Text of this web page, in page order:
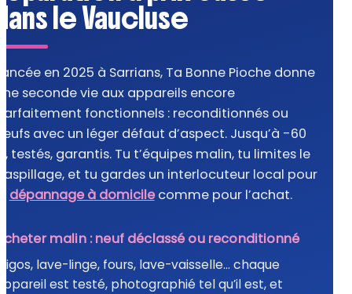
le Vaucluse
en 2025 à Sarrians, Ta Bonne Pioche donne
seconde vie aux appareils encore
fonctionnels : reconditionnés ou
avec un léger défaut d’aspect. Jusqu’à -60
testés, garantis. Tu t’équipes malin, tu limites le
et tu gardes un interlocuteur local pour
dépannage à domicilecomme pour l’achat.
malin : neuf déclassé ou reconditionné
lave-linge, fours, lave-vaisselle… chaque
est testé, photographié tel qu’il est, et